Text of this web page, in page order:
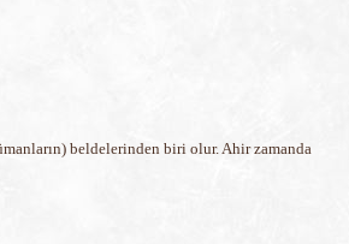
beldelerinden biri olur. Ahir zamanda